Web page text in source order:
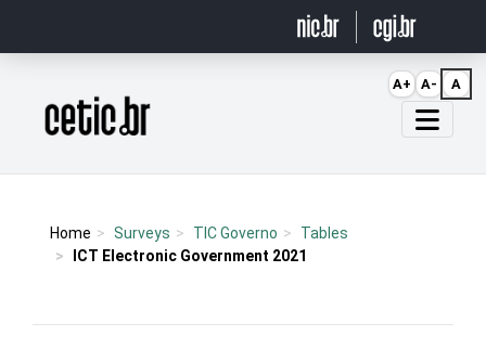
Página inicial
Home Surveys TIC Governo
Tables
ICT Electronic Government 2021
A+ A- A